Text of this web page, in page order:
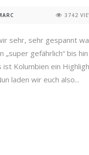
3742
sehr, sehr gespannt
gefährlich“ bis
Kolumbien ein
laden wir euch also...